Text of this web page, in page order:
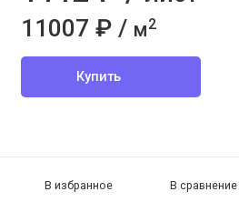
11007 ₽ / м2
Купить
В избранное В сравнение